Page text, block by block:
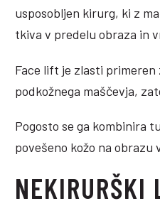
usposobljen kirurg, ki z
tkiva v predelu obraza in
Face lift je zlasti
podkožnega maščevja,
Pogosto se ga kombinira
povešeno kožo na
NEKIRURŠKI